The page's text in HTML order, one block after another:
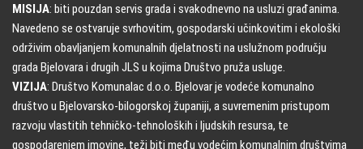
MISIJA: biti pouzdan servis grada i svakodnevno na usluzi građanima.
Navedeno se ostvaruje svrhovitim, gospodarski učinkovitim i ekološki
održivim obavljanjem komunalnih djelatnosti na uslužnom području
grada Bjelovara i drugih JLS u kojima Društvo pruža usluge.
VIZIJA: Društvo Komunalac d.o.o. Bjelovar je vodeće komunalno
društvo u Bjelovarsko-bilogorskoj županiji, a suvremenim pristupom
razvoju vlastitih tehničko-tehnoloških i ljudskih resursa, te
gospodarenjem imovine, teži biti među vodećim komunalnim društvima